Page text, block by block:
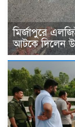
মির্জাপুরে
আটকে দিলেন